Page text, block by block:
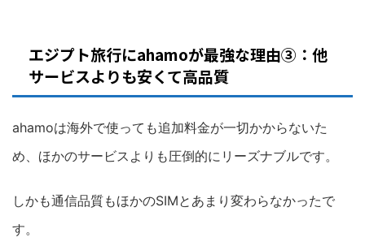
エジプト旅行にahamoが最強な理由③：他
サービスよりも安くて高品質
ahamoは海外で使っても追加料金が一切かからないた
め、ほかのサービスよりも圧倒的にリーズナブルです。
しかも通信品質もほかのSIMとあまり変わらなかったで
す。